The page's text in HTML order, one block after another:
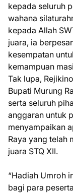
kepada seluruh
wahana
kepada Allah
juara, ia
kesempatan
kemampuan
Tak lupa,
Bupati Murung
serta seluruh
anggaran untuk
menyampaikan
Raya yang telah
juara STQ XII.
“Hadiah Umroh
bagi para